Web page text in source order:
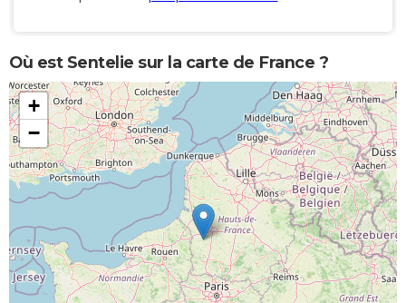
Où est Sentelie sur la carte de France ?
+
−